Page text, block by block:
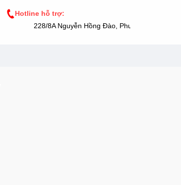
Hotline hỗ trợ:
228/8A Nguyễn Hồng Đào, Phường 14, Tân